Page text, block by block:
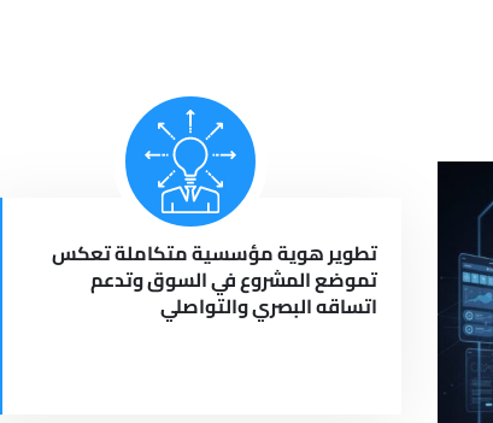
تطوير هوية مؤسسية متكاملة تعكس
تموضع المشروع في السوق وتدعم
اتساقه البصري والتواصلي